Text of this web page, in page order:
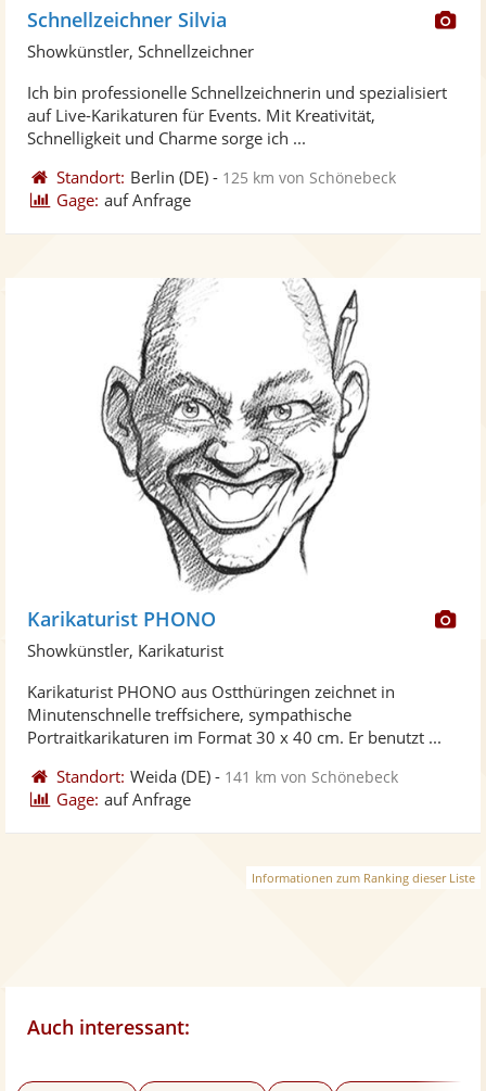
Schnellzeichner Silvia
Showkünstler, Schnellzeichner
Ich bin professionelle Schnellzeichnerin und spezialisiert
auf Live-Karikaturen für Events. Mit Kreativität,
Schnelligkeit und Charme sorge ich ...
Standort: Berlin (DE) - 125 km von Schönebeck
Gage: auf Anfrage
Karikaturist PHONO
Showkünstler, Karikaturist
Karikaturist PHONO aus Ostthüringen zeichnet in
Minutenschnelle treffsichere, sympathische
Portraitkarikaturen im Format 30 x 40 cm. Er benutzt ...
Standort: Weida (DE) - 141 km von Schönebeck
Gage: auf Anfrage
Informationen zum Ranking dieser Liste
Auch interessant: